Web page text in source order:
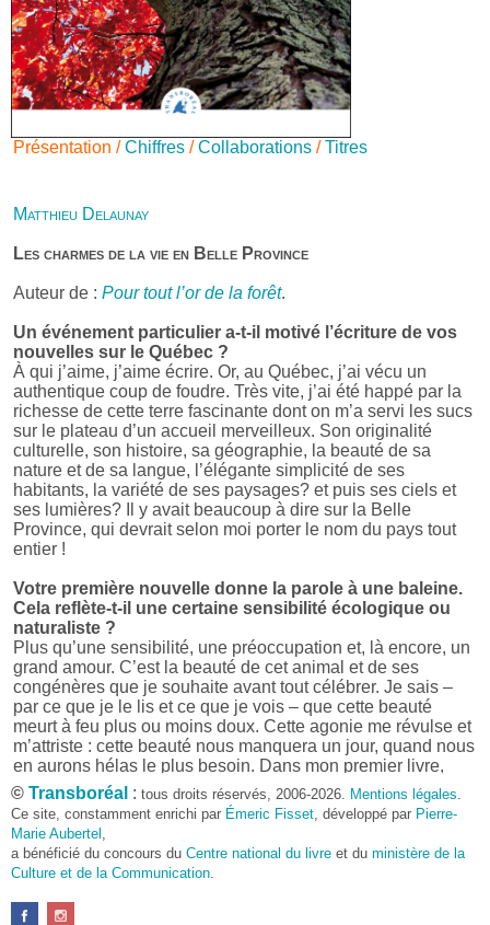
Présentation /Chiffres /Collaborations /Titres
Matthieu Delaunay
Les charmes de la vie en Belle Province
Auteur de : Pour tout l’or de la forêt.
Un événement particulier a-t-il motivé l’écriture de vos
nouvelles sur le Québec ?
À qui j’aime, j’aime écrire. Or, au Québec, j’ai vécu un
authentique coup de foudre. Très vite, j’ai été happé par la
richesse de cette terre fascinante dont on m’a servi les sucs
sur le plateau d’un accueil merveilleux. Son originalité
culturelle, son histoire, sa géographie, la beauté de sa
nature et de sa langue, l’élégante simplicité de ses
habitants, la variété de ses paysages? et puis ses ciels et
ses lumières? Il y avait beaucoup à dire sur la Belle
Province, qui devrait selon moi porter le nom du pays tout
entier !
Votre première nouvelle donne la parole à une baleine.
Cela reflète-t-il une certaine sensibilité écologique ou
naturaliste ?
Plus qu’une sensibilité, une préoccupation et, là encore, un
grand amour. C’est la beauté de cet animal et de ses
congénères que je souhaite avant tout célébrer. Je sais –
par ce que je le lis et ce que je vois – que cette beauté
meurt à feu plus ou moins doux. Cette agonie me révulse et
m’attriste : cette beauté nous manquera un jour, quand nous
en aurons hélas le plus besoin. Dans mon premier livre,
j’avais pris goût à me mettre dans la peau d’une bête. Outre
l’intérêt de l’exercice littéraire, il me semble que cela peut
être un bon moyen pour transmettre certains messages.
Pourquoi avoir choisi le format des nouvelles plutôt
qu’un autre ?
D’abord parce que j’aime (décidément!) en lire !
© Transboréal : tous droits réservés, 2006-2026. Mentions légales
Ce site, constamment enrichi par Émeric Fisset , développé par Pierre-
Marie Aubertel
a bénéficié du concours du Centre national du livre et du ministère de la
Culture et de la Communication